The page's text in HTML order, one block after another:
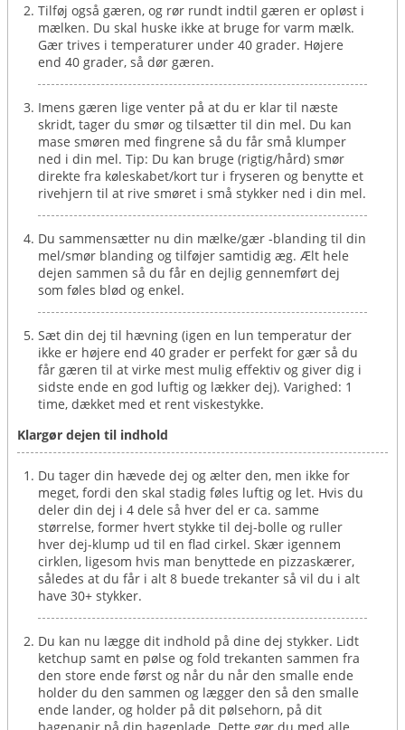
Tilføj også gæren, og rør rundt indtil gæren er opløst i
mælken. Du skal huske ikke at bruge for varm mælk.
Gær trives i temperaturer under 40 grader. Højere
end 40 grader, så dør gæren.
Imens gæren lige venter på at du er klar til næste
skridt, tager du smør og tilsætter til din mel. Du kan
mase smøren med fingrene så du får små klumper
ned i din mel. Tip: Du kan bruge (rigtig/hård) smør
direkte fra køleskabet/kort tur i fryseren og benytte et
rivehjern til at rive smøret i små stykker ned i din mel.
Du sammensætter nu din mælke/gær -blanding til din
mel/smør blanding og tilføjer samtidig æg. Ælt hele
dejen sammen så du får en dejlig gennemført dej
som føles blød og enkel.
Sæt din dej til hævning (igen en lun temperatur der
ikke er højere end 40 grader er perfekt for gær så du
får gæren til at virke mest mulig effektiv og giver dig i
sidste ende en god luftig og lækker dej). Varighed: 1
time, dækket med et rent viskestykke.
Klargør dejen til indhold
Du tager din hævede dej og ælter den, men ikke for
meget, fordi den skal stadig føles luftig og let. Hvis du
deler din dej i 4 dele så hver del er ca. samme
størrelse, former hvert stykke til dej-bolle og ruller
hver dej-klump ud til en flad cirkel. Skær igennem
cirklen, ligesom hvis man benyttede en pizzaskærer,
således at du får i alt 8 buede trekanter så vil du i alt
have 30+ stykker.
Du kan nu lægge dit indhold på dine dej stykker. Lidt
ketchup samt en pølse og fold trekanten sammen fra
den store ende først og når du når den smalle ende
holder du den sammen og lægger den så den smalle
ende lander, og holder på dit pølsehorn, på dit
bagepapir på din bageplade. Dette gør du med alle